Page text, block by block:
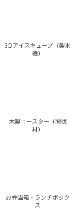
3Dアイスキューブ（製氷
機）
木製コースター（間伐
材）
お弁当箱・ランチボック
ス